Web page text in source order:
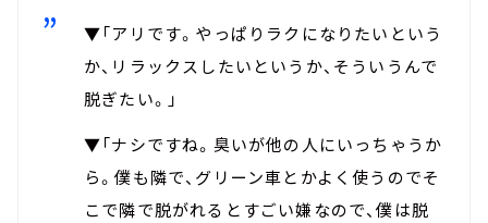
▼「アリです。やっぱりラクになりたいという
か、リラックスしたいというか、そういうんで
脱ぎたい。」
▼「ナシですね。臭いが他の人にいっちゃうか
ら。僕も隣で、グリーン車とかよく使うのでそ
こで隣で脱がれるとすごい嫌なので、僕は脱